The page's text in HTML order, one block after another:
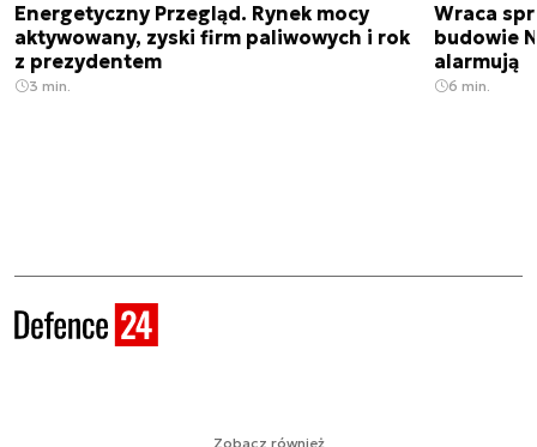
Energetyczny Przegląd. Rynek mocy
aktywowany, zyski firm paliwowych i rok
z prezydentem
3 min.
Wraca
budowie
alarmują
6 min.
Zobacz również